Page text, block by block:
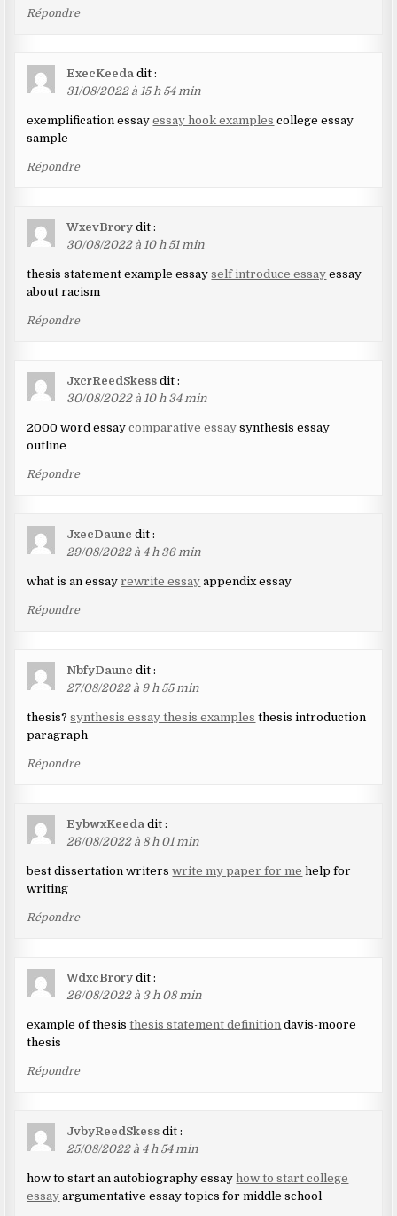
Répondre
ExecKeeda dit :
31/08/2022 à 15 h 54 min
exemplification essayessay hook examples college essay
sample
Répondre
WxevBrory dit :
30/08/2022 à 10 h 51 min
thesis statement example essayself introduce essay essay
about racism
Répondre
JxcrReedSkess dit :
30/08/2022 à 10 h 34 min
2000 word essaycomparative essay synthesis essay
outline
Répondre
JxecDaunc dit :
29/08/2022 à 4 h 36 min
what is an essayrewrite essay appendix essay
Répondre
NbfyDaunc dit :
27/08/2022 à 9 h 55 min
thesis?synthesis essay thesis examples thesis introduction
paragraph
Répondre
EybwxKeeda dit :
26/08/2022 à 8 h 01 min
best dissertation writerswrite my paper for me help for
writing
Répondre
WdxcBrory dit :
26/08/2022 à 3 h 08 min
example of thesisthesis statement definition davis-moore
thesis
Répondre
JvbyReedSkess dit :
25/08/2022 à 4 h 54 min
how to start an autobiography essay how to start college
essay argumentative essay topics for middle school